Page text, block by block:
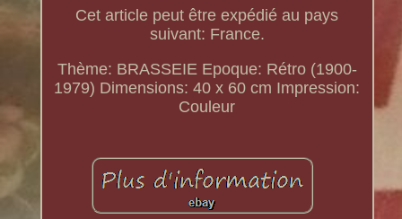
Cet article peut être expédié au pays
suivant: France.
Thème: BRASSEIE Epoque: Rétro (1900-
1979) Dimensions: 40 x 60 cm Impression:
Couleur